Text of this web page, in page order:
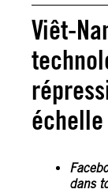
Viêt-
échelle
dans